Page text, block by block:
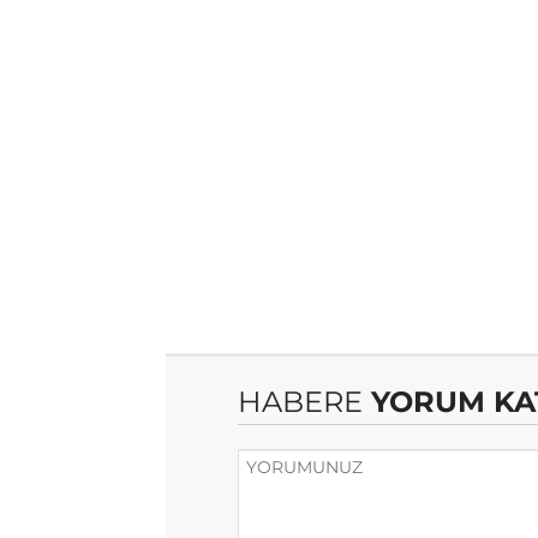
HABERE YORUM